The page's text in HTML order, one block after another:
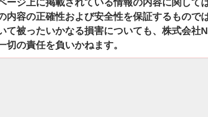
ージ上に掲載されている情報の内容に関して
内容の正確性および安全性を保証するもので
て被ったいかなる損害についても、株式会社
切の責任を負いかねます。